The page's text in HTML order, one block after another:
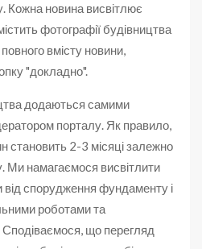
Кожна новина висвітлює
фотографії будівництва
вмісту новини,
"докладно".
додаються самими
порталу. Як правило,
становить 2-3 місяці залежно
Ми намагаємося висвітлити
спорудження фундаменту і
роботами та
Сподіваємося, що перегляд